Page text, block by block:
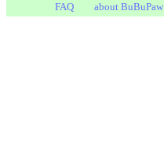
FAQ about BuBuPaw